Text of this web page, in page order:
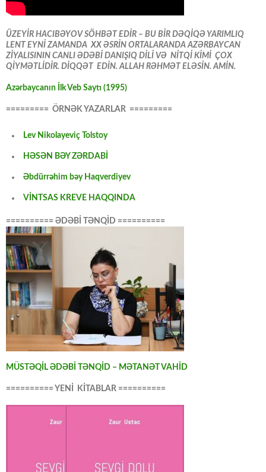
ÜZEYİR HACIBƏYOV SÖHBƏT EDİR – BU BİR DƏQİQƏ YARIMLIQ
LENT EYNİ ZAMANDA XX ƏSRİN ORTALARANDA AZƏRBAYCAN
ZİYALISININ CANLI ƏDƏBİ DANIŞIQ DİLİ VƏ NİTQİ KİMİ ÇOX
QİYMƏTLİDİR. DİQQƏT EDİN. ALLAH RƏHMƏT ELƏSİN. AMİN.
Azərbaycanın İlk Veb Saytı (1995)
========= ÖRNƏK YAZARLAR =========
Lev Nikolayeviç Tolstoy
HƏSƏN BƏY ZƏRDABİ
Əbdürrəhim bəy Haqverdiyev
VİNTSAS KREVE HAQQINDA
========== ƏDƏBİ TƏNQİD ==========
MÜSTƏQİL ƏDƏBİ TƏNQİD – MƏTANƏT VAHİD
========== YENİ KİTABLAR ==========